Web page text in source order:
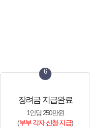
6
장려금 지급완료
1인당 250만원
(부부 각자 신청·지급)